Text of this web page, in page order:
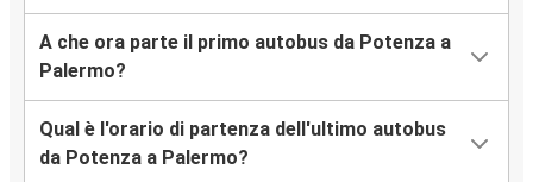
A che ora parte il primo autobus da Potenza a
Palermo?
Qual è l'orario di partenza dell'ultimo autobus
da Potenza a Palermo?